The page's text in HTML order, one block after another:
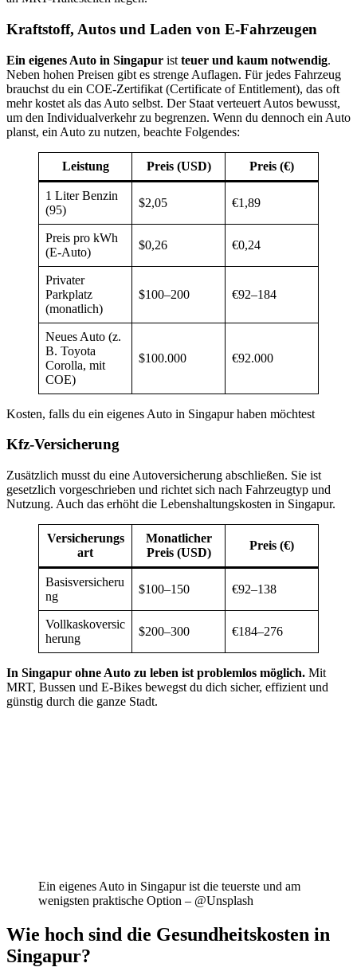
Kraftstoff, Autos und Laden von E-Fahrzeugen
Ein eigenes Auto in Singapur ist teuer und kaum notwendig.
Neben hohen Preisen gibt es strenge Auflagen. Für jedes Fahrzeug
brauchst du ein COE-Zertifikat (Certificate of Entitlement), das oft
mehr kostet als das Auto selbst. Der Staat verteuert Autos bewusst,
um den Individualverkehr zu begrenzen. Wenn du dennoch ein Auto
planst, ein Auto zu nutzen, beachte Folgendes:
Leistung Preis (USD) Preis (€)
1 Liter Benzin
(95)
$2,05 €1,89
Preis pro kWh
(E-Auto)
$0,26 €0,24
Privater
Parkplatz
(monatlich)
$100–200 €92–184
Neues Auto (z.
B. Toyota
Corolla, mit
COE)
$100.000 €92.000
Kosten, falls du ein eigenes Auto in Singapur haben möchtest
Kfz-Versicherung
Zusätzlich musst du eine Autoversicherung abschließen. Sie ist
gesetzlich vorgeschrieben und richtet sich nach Fahrzeugtyp und
Nutzung. Auch das erhöht die Lebenshaltungskosten in Singapur.
Versicherungs
art
Monatlicher
Preis (USD)
Preis (€)
Basisversicheru
ng
$100–150 €92–138
Vollkaskoversic
herung
$200–300 €184–276
In Singapur ohne Auto zu leben ist problemlos möglich. Mit
MRT, Bussen und E-Bikes bewegst du dich sicher, effizient und
günstig durch die ganze Stadt.
Ein eigenes Auto in Singapur ist die teuerste und am
wenigsten praktische Option – @Unsplash
Wie hoch sind die Gesundheitskosten in
Singapur?